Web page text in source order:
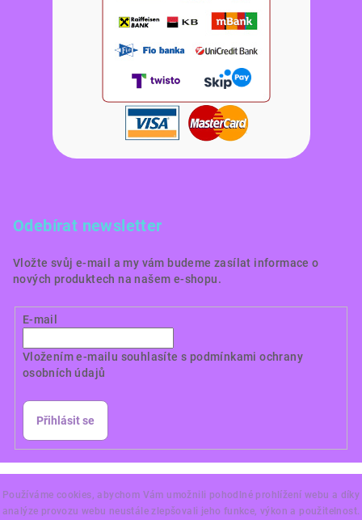
Používáme cookies, abychom Vám umožnili pohodlné prohlížení webu a díky
analýze provozu webu neustále zlepšovali jeho funkce, výkon a použitelnost.
Odebírat newsletter
Vložte svůj e-mail a my vám budeme zasílat informace o
nových produktech na našem e-shopu.
E-mail
Vložením e-mailu souhlasíte s podmínkami ochrany
osobních údajů
Přihlásit se
vyhrazena.